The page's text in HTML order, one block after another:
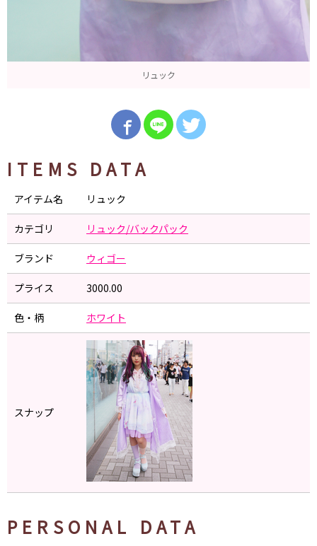
リュック
ITEMS DATA
アイテム名 リュック
カテゴリ リュック/バックパック
ブランド ウィゴー
プライス 3000.00
色・柄 ホワイト
スナップ
PERSONAL DATA